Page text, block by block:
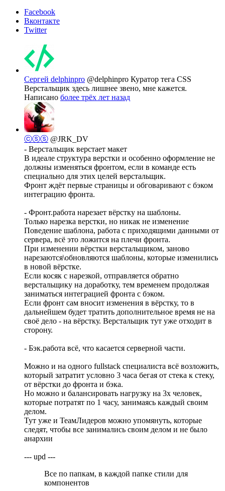
Facebook
Вконтакте
Twitter
Сергей delphinpro @delphinpro Куратор тега CSS
Верстальщик здесь лишнее звено, мне кажется.
Написано более трёх лет назад
ⓒⓢⓢ @JRK_DV
- Верстальщик верстает макет
В идеале структура верстки и особенно оформление не
должны изменяться фронтом, если в команде есть
специально для этих целей верстальщик.
Фронт ждёт первые страницы и обговаривают с бэком
интеграцию фронта.
- Фронт.работа нарезает вёрстку на шаблоны.
Только нарезка верстки, но никак не изменение
Поведение шаблона, работа с приходящими данными от
сервера, всё это ложится на плечи фронта.
При изменении вёрстки верстальщиком, заново
нарезаются\обновляются шаблоны, которые изменились
в новой вёрстке.
Если косяк с нарезкой, отправляется обратно
верстальщику на доработку, тем временем продолжая
заниматься интеграцией фронта с бэком.
Если фронт сам вносит изменения в вёрстку, то в
дальнейшем будет тратить дополнительное время не на
своё дело - на вёрстку. Верстальщик тут уже отходит в
сторону.
- Бэк.работа всё, что касается серверной части.
Можно и на одного fullstack специалиста всё возложить,
который затратит условно 3 часа бегая от стека к стеку,
от вёрстки до фронта и бэка.
Но можно и балансировать нагрузку на 3х человек,
которые потратят по 1 часу, занимаясь каждый своим
делом.
Тут уже и ТеамЛидеров можно упомянуть, которые
следят, чтобы все занимались своим делом и не было
анархии
--- upd ---
Все по папкам, в каждой папке стили для
компонентов